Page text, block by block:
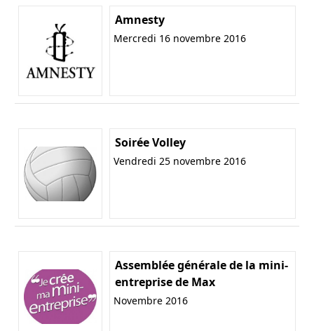
Amnesty
Mercredi 16 novembre 2016
Soirée Volley
Vendredi 25 novembre 2016
Assemblée générale de la mini-
entreprise de Max
Novembre 2016